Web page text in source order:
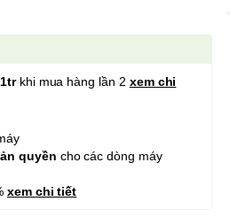
khi mua hàng lần 2 xem chi
quyền cho các dòng máy
xem chi tiết